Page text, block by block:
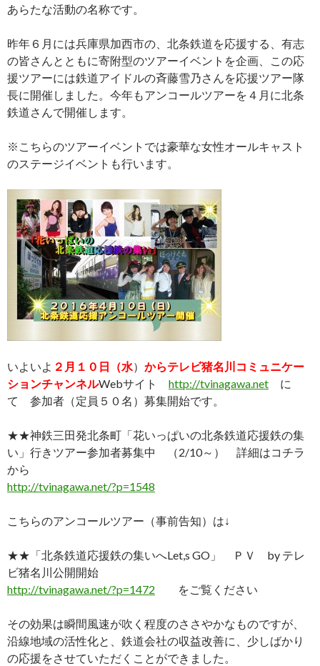
あらたな活動の名称です。
昨年６月には兵庫県加西市の、北条鉄道を応援する、有志
の皆さんとともに寄附型のツアーイベントを企画、この応
援ツアーには鉄道アイドルの斉藤雪乃さんを応援ツアー隊
長に開催しました。今年もアンコールツアーを４月に北条
鉄道さんで開催します。
※こちらのツアーイベントでは豪華な女性オールキャスト
のステージイベントも行います。
いよいよ ２月１０日（水） からテレビ猪名川コミュニケー
ションチャンネルWebサイト http://tvinagawa.net に
て 参加者（定員５０名）募集開始です。
★★神鉄三田発北条町「花いっぱいの北条鉄道応援鉄の集
い」行きツアー参加者募集中 （2/10～） 詳細はコチラ
から
http://tvinagawa.net/?p=1548
こちらのアンコールツアー（事前告知）は↓
★★「北条鉄道応援鉄の集いへLet,s GO」 ＰＶ by テレ
ビ猪名川公開開始
http://tvinagawa.net/?p=1472 をご覧ください
その効果は瞬間風速が吹く程度のささやかなものですが、
沿線地域の活性化と、鉄道会社の収益改善に、少しばかり
の応援をさせていただくことができました。